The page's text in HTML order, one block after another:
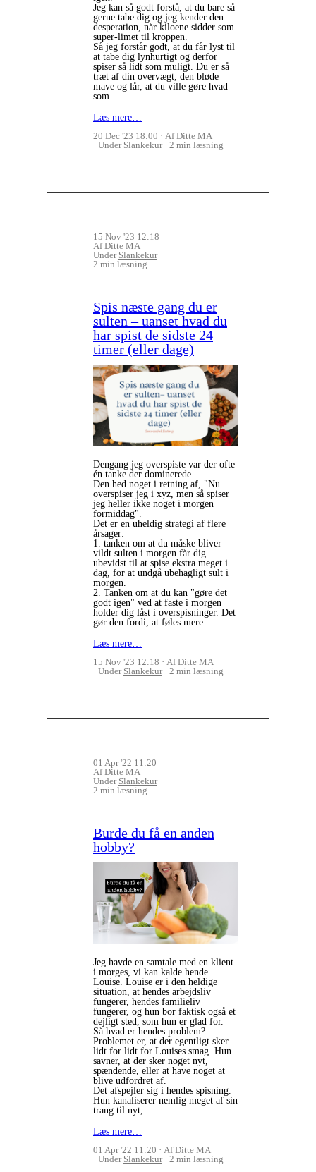
Jeg kan så godt forstå, at du bare så
gerne tabe dig og jeg kender den
desperation, når kiloene sidder som
super-limet til kroppen.
Så jeg forstår godt, at du får lyst til
at tabe dig lynhurtigt og derfor
spiser så lidt som muligt. Du er så
træt af din overvægt, den bløde
mave og lår, at du ville gøre hvad
som…
Læs mere…
20 Dec '23 18:00
Af Ditte MA
Under Slankekur 2 min læsning
15 Nov '23 12:18
Af Ditte MA
Under Slankekur
2 min læsning
Spis næste gang du er
sulten – uanset hvad du
har spist de sidste 24
timer (eller dage)
Dengang jeg overspiste var der ofte
én tanke der dominerede.
Den hed noget i retning af, "Nu
overspiser jeg i xyz, men så spiser
jeg heller ikke noget i morgen
formiddag".
Det er en uheldig strategi af flere
årsager:
1. tanken om at du måske bliver
vildt sulten i morgen får dig
ubevidst til at spise ekstra meget i
dag, for at undgå ubehagligt sult i
morgen.
2. Tanken om at du kan "gøre det
godt igen" ved at faste i morgen
holder dig låst i overspisninger. Det
gør den fordi, at føles mere…
Læs mere…
15 Nov '23 12:18
Af Ditte MA
Under Slankekur 2 min læsning
01 Apr '22 11:20
Af Ditte MA
Under Slankekur
2 min læsning
Burde du få en anden
hobby?
Jeg havde en samtale med en klient
i morges, vi kan kalde hende
Louise. Louise er i den heldige
situation, at hendes arbejdsliv
fungerer, hendes familieliv
fungerer, og hun bor faktisk også et
dejligt sted, som hun er glad for.
Så hvad er hendes problem?
Problemet er, at der egentligt sker
lidt for lidt for Louises smag. Hun
savner, at der sker noget nyt,
spændende, eller at have noget at
blive udfordret af.
Det afspejler sig i hendes spisning.
Hun kanaliserer nemlig meget af sin
trang til nyt, …
Læs mere…
01 Apr '22 11:20
Af Ditte MA
Under Slankekur 2 min læsning